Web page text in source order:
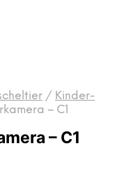
/ Kinder-
– C1
– C1